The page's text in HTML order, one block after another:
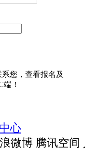
您，查看报名及
！
心
微博 腾讯空间